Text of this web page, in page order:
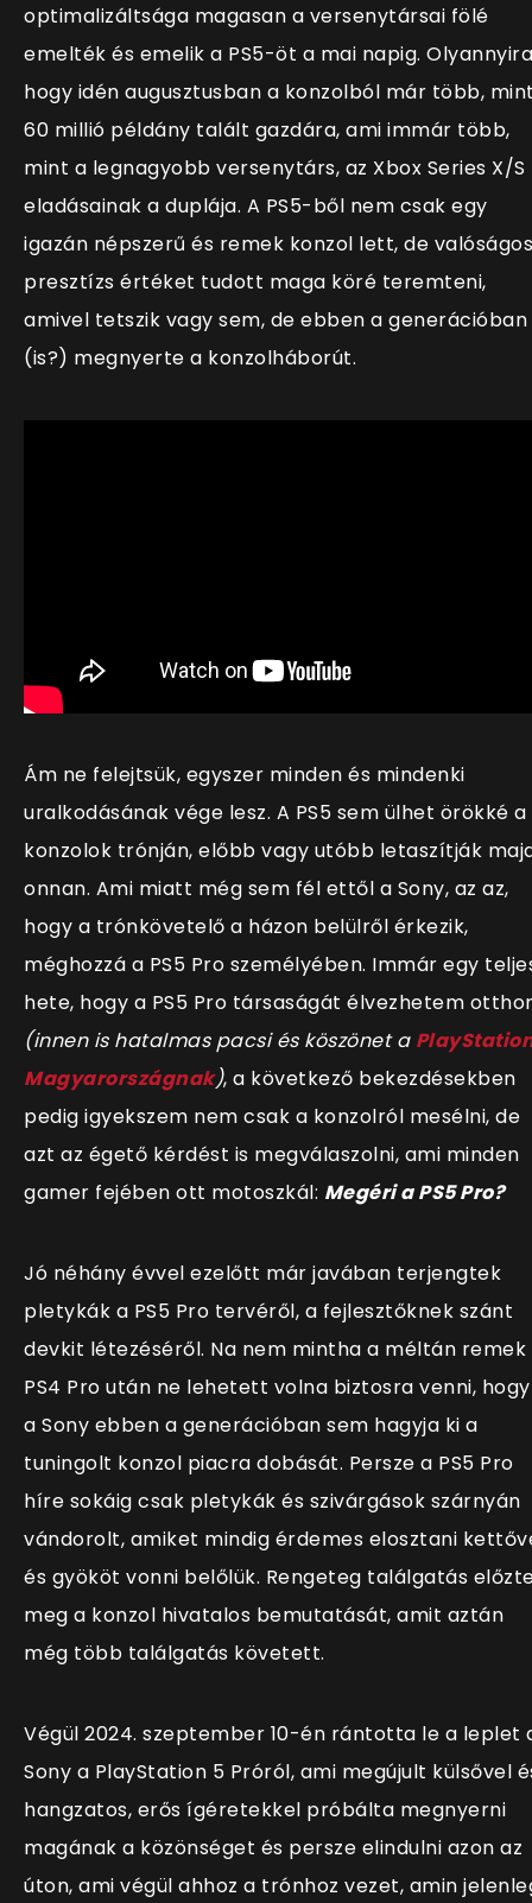
optimalizáltsága magasan a versenytársai fölé
emelték és emelik a PS5-öt a mai napig.
hogy idén augusztusban a konzolból már több,
60 millió példány talált gazdára, ami immár több,
mint a legnagyobb versenytárs, az Xbox Series X/S
eladásainak a duplája. A PS5-ből nem csak egy
igazán népszerű és remek konzol lett, de valóságos
presztízs értéket tudott maga köré teremteni,
amivel tetszik vagy sem, de ebben a generációban
(is?) megnyerte a konzolháborút.
Ám ne felejtsük, egyszer minden és mindenki
uralkodásának vége lesz. A PS5 sem ülhet örökké a
konzolok trónján, előbb vagy utóbb letaszítják
onnan. Ami miatt még sem fél ettől a Sony, az az,
hogy a trónkövetelő a házon belülről érkezik,
méghozzá a PS5 Pro személyében. Immár egy
hete, hogy a PS5 Pro társaságát élvezhetem
(innen is hatalmas pacsi és köszönet a
Magyarországnak), a következő bekezdésekben
pedig igyekszem nem csak a konzolról mesélni, de
azt az égető kérdést is megválaszolni, ami minden
gamer fejében ott motoszkál: Megéri a PS5 Pro?
Jó néhány évvel ezelőtt már javában terjengtek
pletykák a PS5 Pro tervéről, a fejlesztőknek szánt
devkit létezéséről. Na nem mintha a méltán remek
PS4 Pro után ne lehetett volna biztosra venni, hogy
a Sony ebben a generációban sem hagyja ki a
tuningolt konzol piacra dobását. Persze a PS5 Pro
híre sokáig csak pletykák és szivárgások szárnyán
vándorolt, amiket mindig érdemes elosztani
és gyököt vonni belőlük. Rengeteg találgatás
meg a konzol hivatalos bemutatását, amit aztán
még több találgatás követett.
Végül 2024. szeptember 10-én rántotta le a leplet
Sony a PlayStation 5 Próról, ami megújult külsővel
hangzatos, erős ígéretekkel próbálta megnyerni
magának a közönséget és persze elindulni azon az
úton, ami végül ahhoz a trónhoz vezet, amin